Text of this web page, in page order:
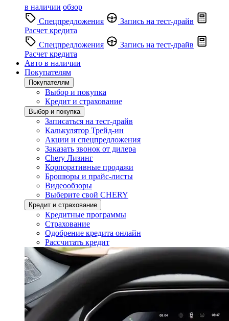
в наличии обзор
Спецпредложения
Запись на тест-драйв
Расчет кредита
Спецпредложения
Запись на тест-драйв
Расчет кредита
Авто в наличии
Покупателям
Покупателям
Выбор и покупка
Кредит и страхование
Выбор и покупка
Записаться на тест-драйв
Калькулятор Трейд-ин
Акции и спецпредложения
Заказать звонок от дилера
Chery Лизинг
Корпоративные продажи
Брошюры и прайс-листы
Видеообзоры
Выберите свой CHERY
Кредит и страхование
Кредитные программы
Страхование
Одобрение кредита онлайн
Рассчитать кредит